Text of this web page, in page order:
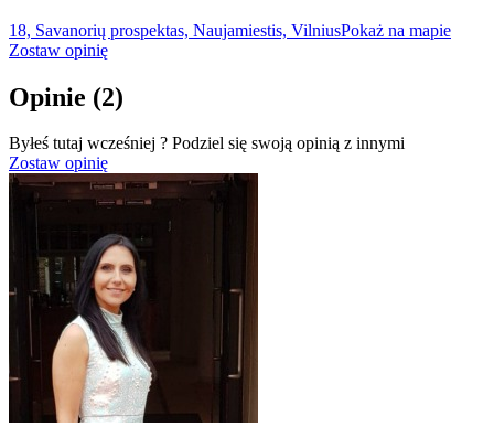
18, Savanorių prospektas, Naujamiestis, VilniusPokaż na mapie
Zostaw opinię
Opinie (2)
Byłeś tutaj wcześniej ? Podziel się swoją opinią z innymi
Zostaw opinię